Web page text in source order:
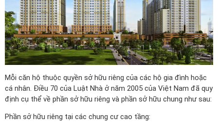
Mỗi căn hộ thuộc quyền sở hữu riêng của các hộ gia đình hoặc
cá nhân. Điều 70 của Luật Nhà ở năm 2005 của Việt Nam đã quy
định cụ thể về phần sở hữu riêng và phần sở hữu chung như sau:
Phần sở hữu riêng tại các chung cư cao tầng: